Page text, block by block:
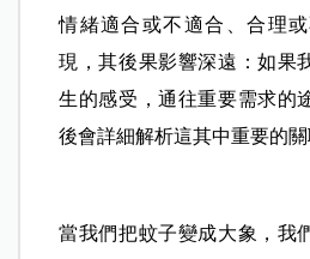
情緒適合或不適合、合理
現，其後果影響深遠：如果
生的感受，通往重要需求的
後會詳細解析這其中重要的關
當我們把蚊子變成大象，我